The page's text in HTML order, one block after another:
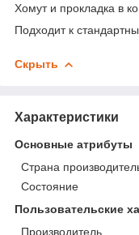
Хомут и прокладка в
Подходит к
Скрыть
Характеристики
Основные атрибуты
Страна
Состояние
Пользовательские
Производитель